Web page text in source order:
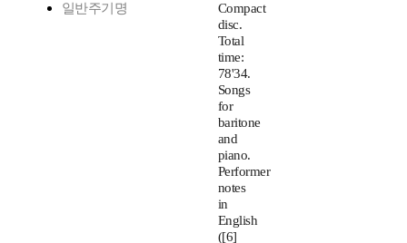
일반주기명
Compact
disc.
Total
time:
78'34.
Songs
for
baritone
and
piano.
Performer
notes
in
English
([6]